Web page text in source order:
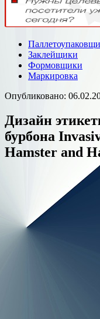
Заклейщики
Формовщики
Маркировка
Опубликовано:
Дизайн
бурбона
Hamster and